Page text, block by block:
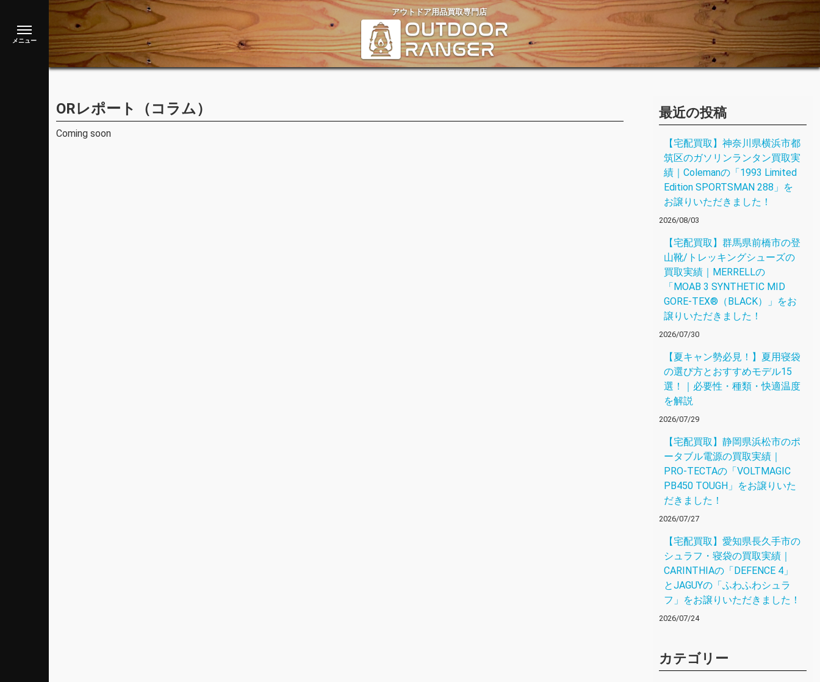
アウトドア用品買取専門店
ORレポート（コラム）
Coming soon
最近の投稿
【宅配買取】神奈川県横浜市都
筑区のガソリンランタン買取実
績｜Colemanの「1993 Limited
Edition SPORTSMAN 288」を
お譲りいただきました！
2026/08/03
【宅配買取】群馬県前橋市の登
山靴/トレッキングシューズの
買取実績｜MERRELLの
「MOAB 3 SYNTHETIC MID
GORE-TEX®（BLACK）」をお
譲りいただきました！
2026/07/30
【夏キャン勢必見！】夏用寝袋
の選び方とおすすめモデル15
選！｜必要性・種類・快適温度
を解説
2026/07/29
【宅配買取】静岡県浜松市のポ
ータブル電源の買取実績｜
PRO-TECTAの「VOLTMAGIC
PB450 TOUGH」をお譲りいた
だきました！
2026/07/27
【宅配買取】愛知県長久手市の
シュラフ・寝袋の買取実績｜
CARINTHIAの「DEFENCE 4」
とJAGUYの「ふわふわシュラ
フ」をお譲りいただきました！
2026/07/24
カテゴリー